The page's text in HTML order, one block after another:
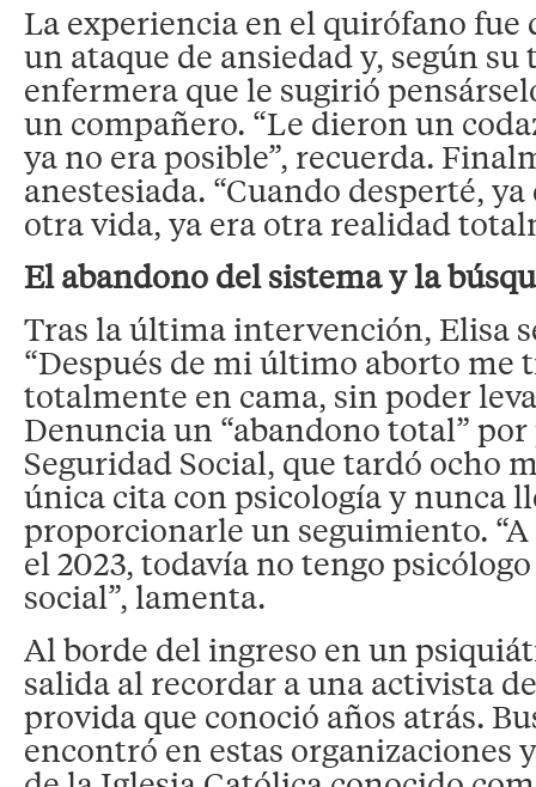
La experiencia en el quirófano fue
un ataque de ansiedad y, según
enfermera que le sugirió
un compañero. “Le dieron un
ya no era posible”, recuerda.
anestesiada. “Cuando desperté,
otra vida, ya era otra realidad
El abandono del sistema y la
Tras la última intervención, Elisa
“Después de mi último aborto me
totalmente en cama, sin poder
Denuncia un “abandono total”
Seguridad Social, que tardó ocho
única cita con psicología y nunca
proporcionarle un seguimiento. “A
el 2023, todavía no tengo
social”, lamenta.
Al borde del ingreso en un
salida al recordar a una activista
provida que conoció años atrás.
encontró en estas organizaciones